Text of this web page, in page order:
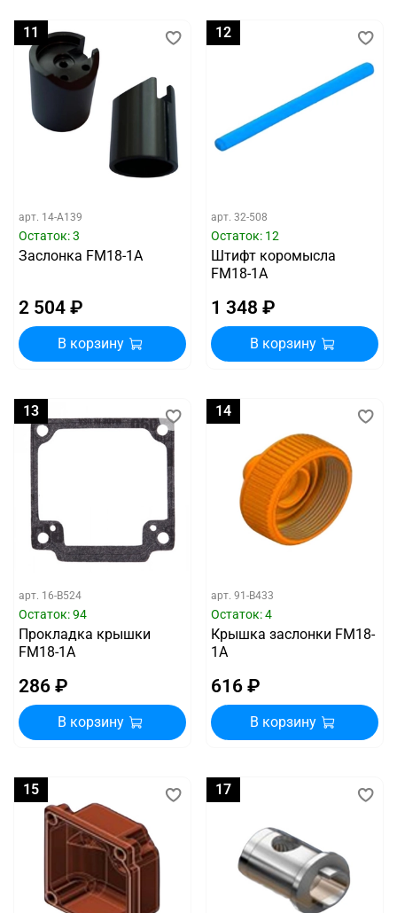
11
арт. 14-A139
Остаток: 3
Заслонка FM18-1A
2 504 ₽
В корзину
12
арт. 32-508
Остаток: 12
Штифт коромысла
FM18-1A
1 348 ₽
В корзину
13
арт. 16-B524
Остаток: 94
Прокладка крышки
FM18-1A
286 ₽
В корзину
14
арт. 91-B433
Остаток: 4
Крышка заслонки FM18-
1A
616 ₽
В корзину
15 17